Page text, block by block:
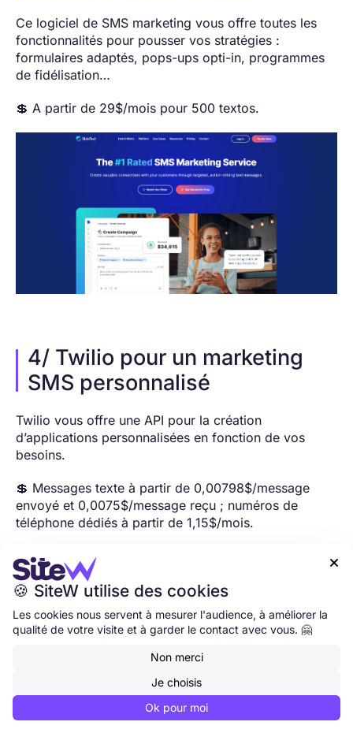
Ce logiciel de SMS marketing vous offre toutes les
fonctionnalités pour pousser vos stratégies :
formulaires adaptés, pops-ups opti-in, programmes
de fidélisation…
💲 A partir de 29$/mois pour 500 textos.
4/ Twilio pour un marketing
SMS personnalisé
Twilio vous offre une API pour la création
d’applications personnalisées en fonction de vos
besoins.
💲 Messages texte à partir de 0,00798$/message
envoyé et 0,0075$/message reçu ; numéros de
téléphone dédiés à partir de 1,15$/mois.

🍪 SiteW utilise des cookies
Les cookies nous servent à mesurer l'audience, à améliorer la
qualité de votre visite et à garder le contact avec vous. 🤗
Non merci
Je choisis
Ok pour moi